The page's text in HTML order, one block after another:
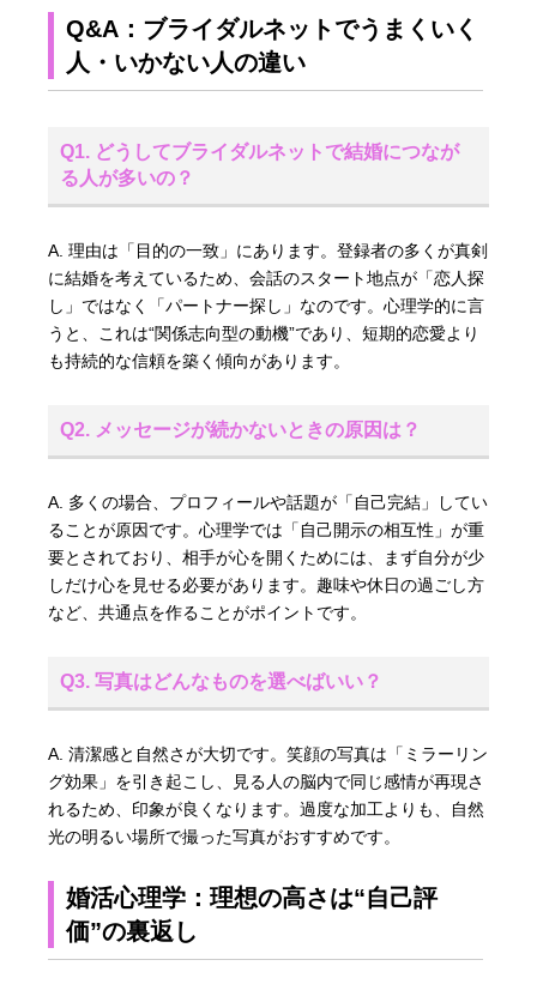
Q&A：ブライダルネットでうまくいく
人・いかない人の違い
Q1. どうしてブライダルネットで結婚につなが
る人が多いの？
A. 理由は「目的の一致」にあります。登録者の多くが真剣
に結婚を考えているため、会話のスタート地点が「恋人探
し」ではなく「パートナー探し」なのです。心理学的に言
うと、これは“関係志向型の動機”であり、短期的恋愛より
も持続的な信頼を築く傾向があります。
Q2. メッセージが続かないときの原因は？
A. 多くの場合、プロフィールや話題が「自己完結」してい
ることが原因です。心理学では「自己開示の相互性」が重
要とされており、相手が心を開くためには、まず自分が少
しだけ心を見せる必要があります。趣味や休日の過ごし方
など、共通点を作ることがポイントです。
Q3. 写真はどんなものを選べばいい？
A. 清潔感と自然さが大切です。笑顔の写真は「ミラーリン
グ効果」を引き起こし、見る人の脳内で同じ感情が再現さ
れるため、印象が良くなります。過度な加工よりも、自然
光の明るい場所で撮った写真がおすすめです。
婚活心理学：理想の高さは“自己評
価”の裏返し